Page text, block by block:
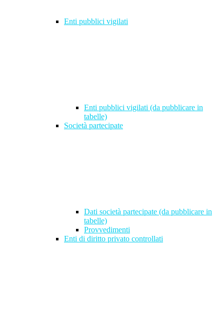
Enti pubblici vigilati
Enti pubblici vigilati (da pubblicare in
tabelle)
Società partecipate
Dati società partecipate (da pubblicare in
tabelle)
Provvedimenti
Enti di diritto privato controllati